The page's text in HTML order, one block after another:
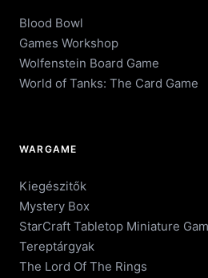
Blood Bowl
Games Workshop
Wolfenstein Board Game
World of Tanks: The Card Game
WARGAME
Kiegészitők
Mystery Box
StarCraft Tabletop Miniature
Tereptárgyak
The Lord Of The Rings